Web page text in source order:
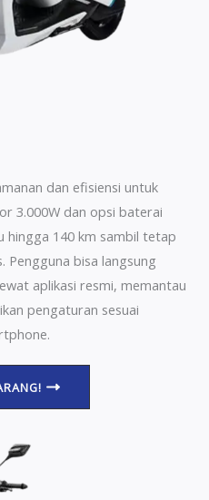
dan efisiensi untuk
3.000W dan opsi baterai
hingga 140 km sambil tetap
Pengguna bisa langsung
aplikasi resmi, memantau
pengaturan sesuai